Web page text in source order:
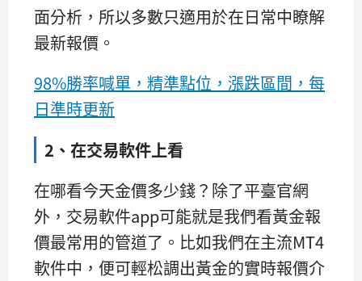
面分析，所以多數只適用於在日常中瞭解
最新報價。
98%勝率喊單，精準點位，漲跌區間，每
日準時更新
2、在交易軟件上看
在哪看今天金價多少錢？除了平臺官網
外，交易軟件app可能就是我們看黃金報
價最常用的管道了。比如我們在主流MT4
軟件中，便可輕松調出黃金的實時報價介